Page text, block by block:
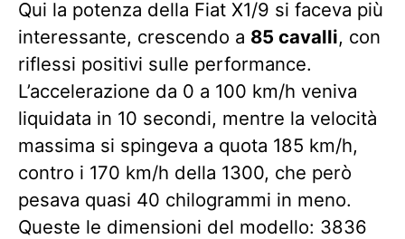
Qui la potenza della Fiat X1/9 si faceva più
interessante, crescendo a 85 cavalli, con
riflessi positivi sulle performance.
L’accelerazione da 0 a 100 km/h veniva
liquidata in 10 secondi, mentre la velocità
massima si spingeva a quota 185 km/h,
contro i 170 km/h della 1300, che però
pesava quasi 40 chilogrammi in meno.
Queste le dimensioni del modello: 3836